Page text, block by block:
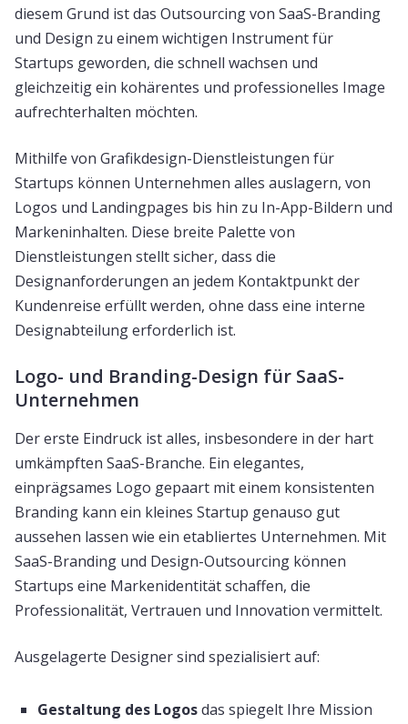
diesem Grund ist das Outsourcing von SaaS-Branding
und Design zu einem wichtigen Instrument für
Startups geworden, die schnell wachsen und
gleichzeitig ein kohärentes und professionelles Image
aufrechterhalten möchten.
Mithilfe von Grafikdesign-Dienstleistungen für
Startups können Unternehmen alles auslagern, von
Logos und Landingpages bis hin zu In-App-Bildern und
Markeninhalten. Diese breite Palette von
Dienstleistungen stellt sicher, dass die
Designanforderungen an jedem Kontaktpunkt der
Kundenreise erfüllt werden, ohne dass eine interne
Designabteilung erforderlich ist.
Logo- und Branding-Design für SaaS-
Unternehmen
Der erste Eindruck ist alles, insbesondere in der hart
umkämpften SaaS-Branche. Ein elegantes,
einprägsames Logo gepaart mit einem konsistenten
Branding kann ein kleines Startup genauso gut
aussehen lassen wie ein etabliertes Unternehmen. Mit
SaaS-Branding und Design-Outsourcing können
Startups eine Markenidentität schaffen, die
Professionalität, Vertrauen und Innovation vermittelt.
Ausgelagerte Designer sind spezialisiert auf:
Gestaltung des Logosdas spiegelt Ihre Mission